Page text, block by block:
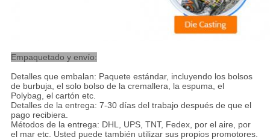
Empaquetado y envío:
Detalles que embalan: Paquete estándar, incluyendo los bolsos
de burbuja, el solo bolso de la cremallera, la espuma, el
Polybag, el cartón etc.
Detalles de la entrega: 7-30 días del trabajo después de que el
pago recibiera.
Métodos de la entrega: DHL, UPS, TNT, Fedex, por el aire, por
el mar etc. Usted puede también utilizar sus propios promotores.